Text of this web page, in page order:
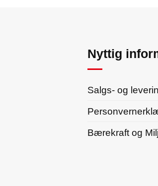
Nyttig
Salgs- og
Bærekraft og